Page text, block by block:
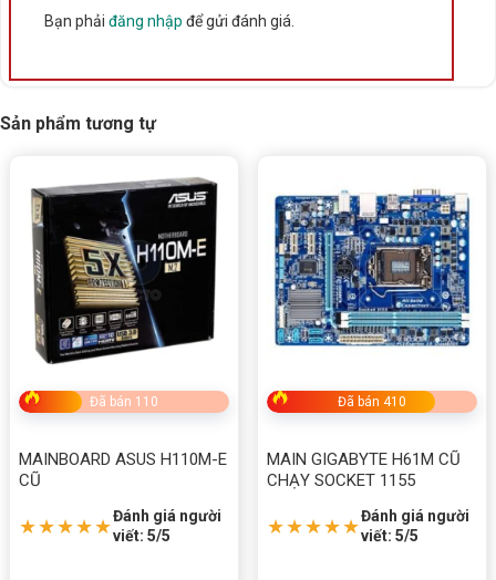
Xuất xứ Trung Quốc
Bạn phải đăng nhập để gửi đánh giá.
Sản phẩm tương tự
Đã bán 110
MAINBOARD ASUS H110M-E
CŨ
★★★★★Đánh giá người
viết: 5/5
Đã bán 410
MAIN GIGABYTE H61M CŨ
CHẠY SOCKET 1155
★★★★★Đánh giá người
viết: 5/5